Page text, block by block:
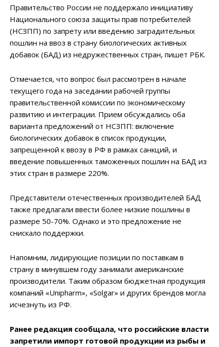
Правительство России не поддержало инициативу
Национального союза защиты прав потребителей
(НСЗПП) по запрету или введению заградительных
пошлин на ввоз в страну биологических активных
добавок (БАД) из недружественных стран, пишет РБК.
Отмечается, что вопрос был рассмотрен в начале
текущего года на заседании рабочей группы
правительственной комиссии по экономическому
развитию и интеграции. Прием обсуждались оба
варианта предложений от НСЗПП: включение
биологических добавок в список продукции,
запрещенной к ввозу в РФ в рамках санкций, и
введение повышенных таможенных пошлин на БАД из
этих стран в размере 220%.
Представители отечественных производителей БАД
также предлагали ввести более низкие пошлины в
размере 50-70%. Однако и это предложение не
снискало поддержки.
Напомним, лидирующие позиции по поставкам в
страну в минувшем году занимали американские
производители. Таким образом бюджетная продукция
компаний «Unipharm», «Solgar» и других брендов могла
исчезнуть из РФ.
Ранее редакция сообщала, что российские власти
запретили импорт готовой продукции из рыбы и